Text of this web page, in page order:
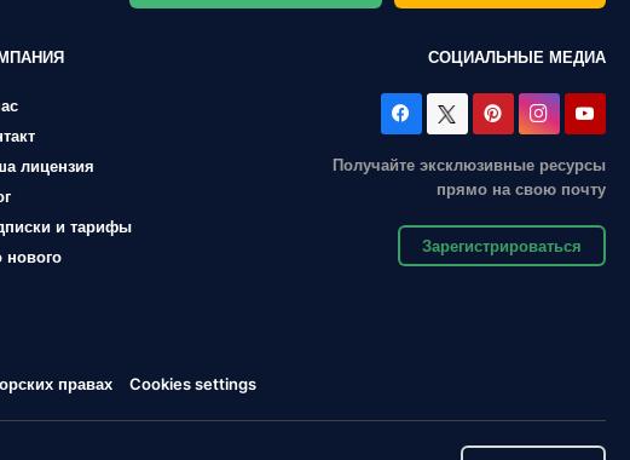
лицензия
и тарифы
нового
СОЦИАЛЬНЫЕ МЕДИА
Получайте эксклюзивные ресурсы
прямо на свою почту
Зарегистрироваться
правах Cookies settings